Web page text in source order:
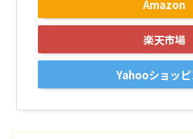
Amazon
楽天市場
Yahooショッ